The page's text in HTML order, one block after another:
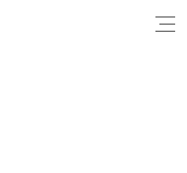
received 0. Packet size=145 in